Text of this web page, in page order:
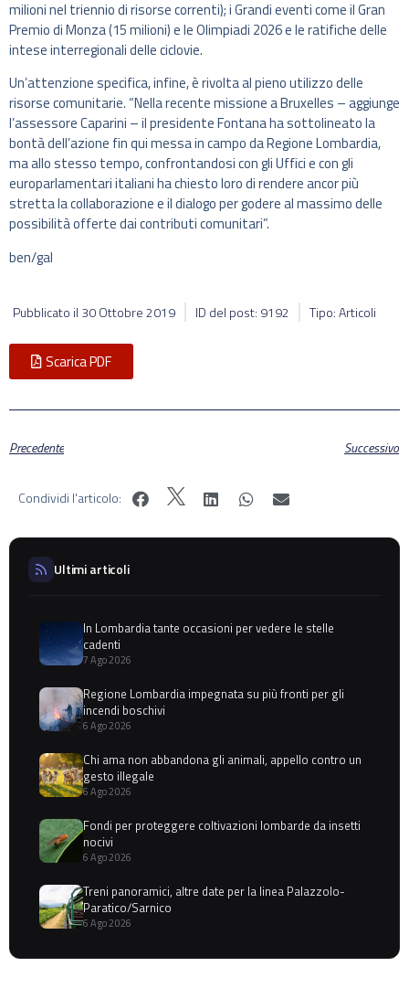
milioni nel triennio di risorse correnti); i Grandi eventi come il Gran
Premio di Monza (15 milioni) e le Olimpiadi 2026 e le ratifiche delle
intese interregionali delle ciclovie.
Un’attenzione specifica, infine, è rivolta al pieno utilizzo delle
risorse comunitarie. “Nella recente missione a Bruxelles – aggiunge
l’assessore Caparini – il presidente Fontana ha sottolineato la
bontà dell’azione fin qui messa in campo da Regione Lombardia,
ma allo stesso tempo, confrontandosi con gli Uffici e con gli
europarlamentari italiani ha chiesto loro di rendere ancor più
stretta la collaborazione e il dialogo per godere al massimo delle
possibilità offerte dai contributi comunitari”.
ben/gal
Pubblicato il 30 Ottobre 2019 ID del post: 9192 Tipo: Articoli
Scarica PDF
Precedente Successivo
Condividi l'articolo:
Ultimi articoli
In Lombardia tante occasioni per vedere le stelle
cadenti
7 Ago 2026
Regione Lombardia impegnata su più fronti per gli
incendi boschivi
6 Ago 2026
Chi ama non abbandona gli animali, appello contro un
gesto illegale
6 Ago 2026
Fondi per proteggere coltivazioni lombarde da insetti
nocivi
6 Ago 2026
Treni panoramici, altre date per la linea Palazzolo-
Paratico/Sarnico
6 Ago 2026